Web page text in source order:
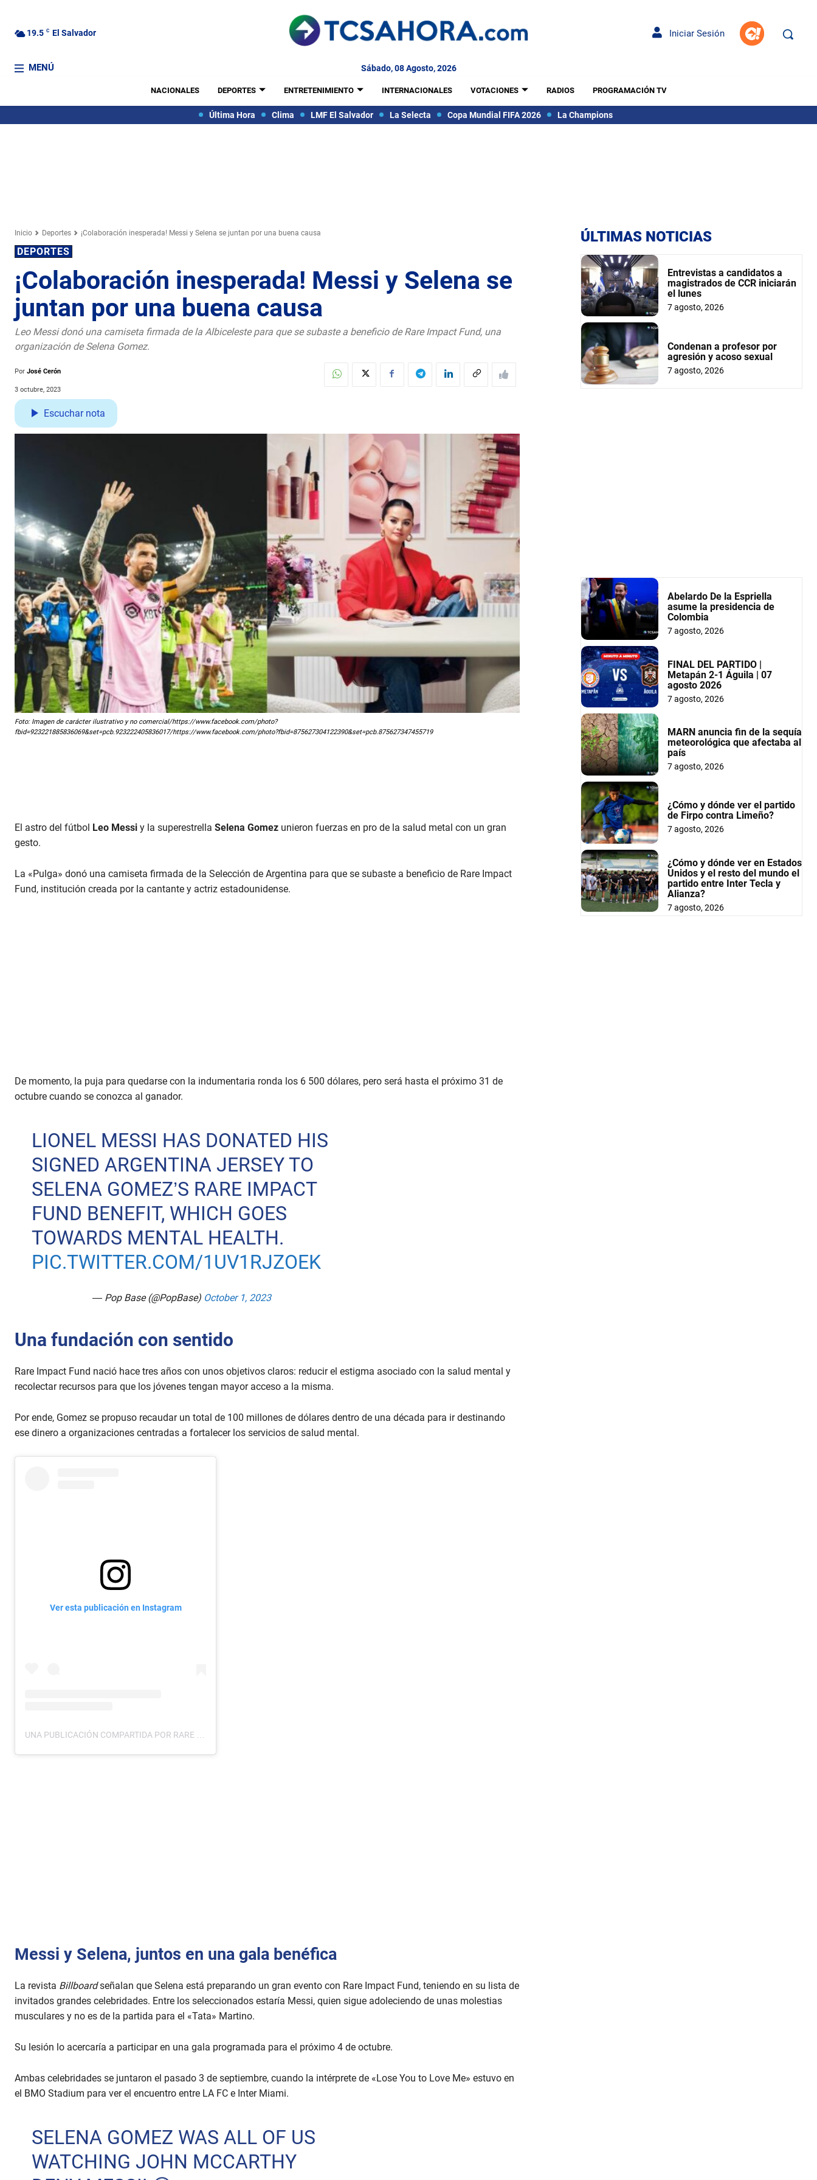
19.5 C El Salvador Iniciar Sesión
MENÚ Sábado, 08 Agosto, 2026
NACIONALES DEPORTES ENTRETENIMIENTO INTERNACIONALES VOTACIONES RADIOS PROGRAMACIÓN TV
Última Hora Clima LMF El Salvador La Selecta Copa Mundial FIFA 2026 La Champions
Inicio Deportes ¡Colaboración inesperada! Messi y Selena se juntan por una buena causa
DEPORTES
¡Colaboración inesperada! Messi y Selena se
juntan por una buena causa
Leo Messi donó una camiseta firmada de la Albiceleste para que se subaste a beneficio de Rare Impact Fund, una
organización de Selena Gomez.
Por José Cerón
3 octubre, 2023
Escuchar nota
Foto: Imagen de carácter ilustrativo y no comercial/https://www.facebook.com/photo?
fbid=923221885836069&set=pcb.923222405836017/https://www.facebook.com/photo?fbid=875627304122390&set=pcb.875627347455719
El astro del fútbol Leo Messi y la superestrella Selena Gomez unieron fuerzas en pro de la salud metal con un gran
gesto.
La «Pulga» donó una camiseta firmada de la Selección de Argentina para que se subaste a beneficio de Rare Impact
Fund, institución creada por la cantante y actriz estadounidense.
De momento, la puja para quedarse con la indumentaria ronda los 6 500 dólares, pero será hasta el próximo 31 de
octubre cuando se conozca al ganador.
LIONEL MESSI HAS DONATED HIS
SIGNED ARGENTINA JERSEY TO
SELENA GOMEZ’S RARE IMPACT
FUND BENEFIT, WHICH GOES
TOWARDS MENTAL HEALTH.
PIC.TWITTER.COM/1UV1RJZOEK
— Pop Base (@PopBase) October 1, 2023
Una fundación con sentido
Rare Impact Fund nació hace tres años con unos objetivos claros: reducir el estigma asociado con la salud mental y
recolectar recursos para que los jóvenes tengan mayor acceso a la misma.
Por ende, Gomez se propuso recaudar un total de 100 millones de dólares dentro de una década para ir destinando
ese dinero a organizaciones centradas a fortalecer los servicios de salud mental.
Ver esta publicación en Instagram
UNA PUBLICACIÓN COMPARTIDA POR RARE BEAUTY BY SELENA GOMEZ (@RAREBEAUTY)
Messi y Selena, juntos en una gala benéfica
La revista Billboardseñalan que Selena está preparando un gran evento con Rare Impact Fund, teniendo en su lista de
invitados grandes celebridades. Entre los seleccionados estaría Messi, quien sigue adoleciendo de unas molestias
musculares y no es de la partida para el «Tata» Martino.
Su lesión lo acercaría a participar en una gala programada para el próximo 4 de octubre.
Ambas celebridades se juntaron el pasado 3 de septiembre, cuando la intérprete de «Lose You to Love Me» estuvo en
el BMO Stadium para ver el encuentro entre LA FC e Inter Miami.
SELENA GOMEZ WAS ALL OF US
WATCHING JOHN MCCARTHY
ÚLTIMAS NOTICIAS
Entrevistas a candidatos a
magistrados de CCR iniciarán
el lunes
7 agosto, 2026
Condenan a profesor por
agresión y acoso sexual
7 agosto, 2026
Abelardo De la Espriella
asume la presidencia de
Colombia
7 agosto, 2026
FINAL DEL PARTIDO |
Metapán 2-1 Águila | 07
agosto 2026
7 agosto, 2026
MARN anuncia fin de la sequía
meteorológica que afectaba al
país
7 agosto, 2026
¿Cómo y dónde ver el partido
de Firpo contra Limeño?
7 agosto, 2026
¿Cómo y dónde ver en Estados
Unidos y el resto del mundo el
partido entre Inter Tecla y
Alianza?
7 agosto, 2026